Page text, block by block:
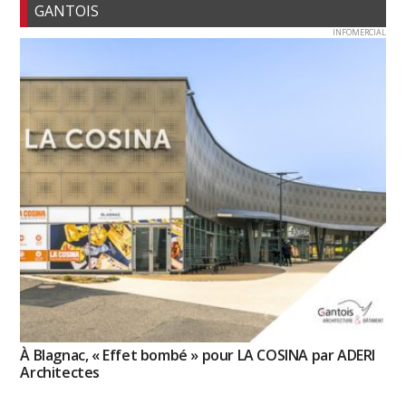
GANTOIS
INFOMERCIAL
À Blagnac, « Effet bombé » pour LA COSINA par ADERI
Architectes